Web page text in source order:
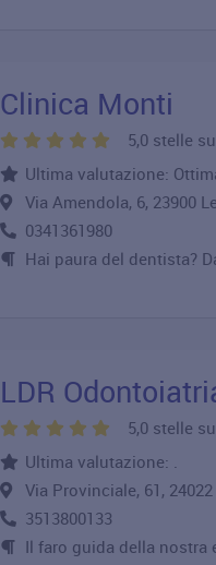
Clinica Monti
5,0 stelle
Ultima valutazione:
Via Amendola, 6, 23900
0341361980
Hai paura del dentista?
LDR
5,0 stelle
Ultima valutazione: .
Via Provinciale, 61,
3513800133
Il faro guida della nostra